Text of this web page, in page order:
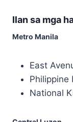
Ilan sa mga
Metro Manila
East
Philippine
National